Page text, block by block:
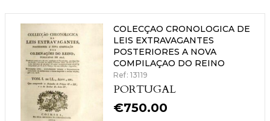
COLECÇAO CRONOLOGICA DE
LEIS EXTRAVAGANTES
POSTERIORES A NOVA
COMPILAÇAO DO REINO
Ref: 13119
PORTUGAL
€750.00